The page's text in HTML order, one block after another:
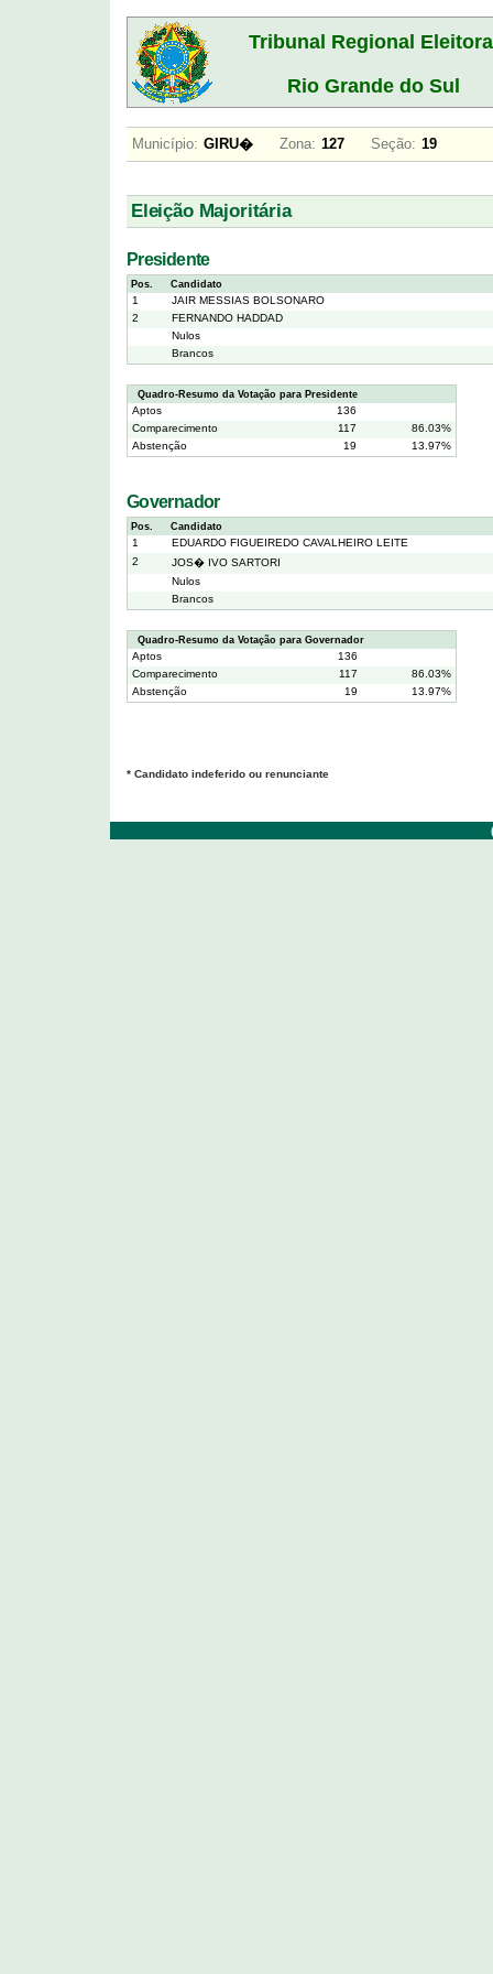
Tribunal Regional
Rio Grande do Sul
Município: GIRU� Zona: 127 Seção: 19
Eleição Majoritária
Presidente
Pos. Candidato
1
JAIR MESSIAS BOLSONARO
2
FERNANDO HADDAD
Nulos
Brancos
Quadro-Resumo da Votação para Presidente
Aptos
136
Comparecimento
117
86.03%
Abstenção
19 13.97%
Governador
Pos. Candidato
1
EDUARDO FIGUEIREDO CAVALHEIRO LEITE
2
JOS� IVO SARTORI
Nulos
Brancos
Quadro-Resumo da Votação para Governador
Aptos
136
Comparecimento
117
86.03%
Abstenção
19 13.97%
* Candidato indeferido ou renunciante